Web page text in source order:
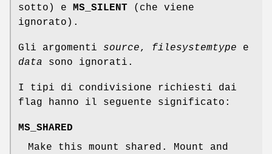
sotto) e MS_SILENT (che viene
ignorato).
Gli argomenti source, filesystemtype e
data sono ignorati.
I tipi di condivisione richiesti dai
flag hanno il seguente significato:
MS_SHARED
Make this mount shared. Mount and